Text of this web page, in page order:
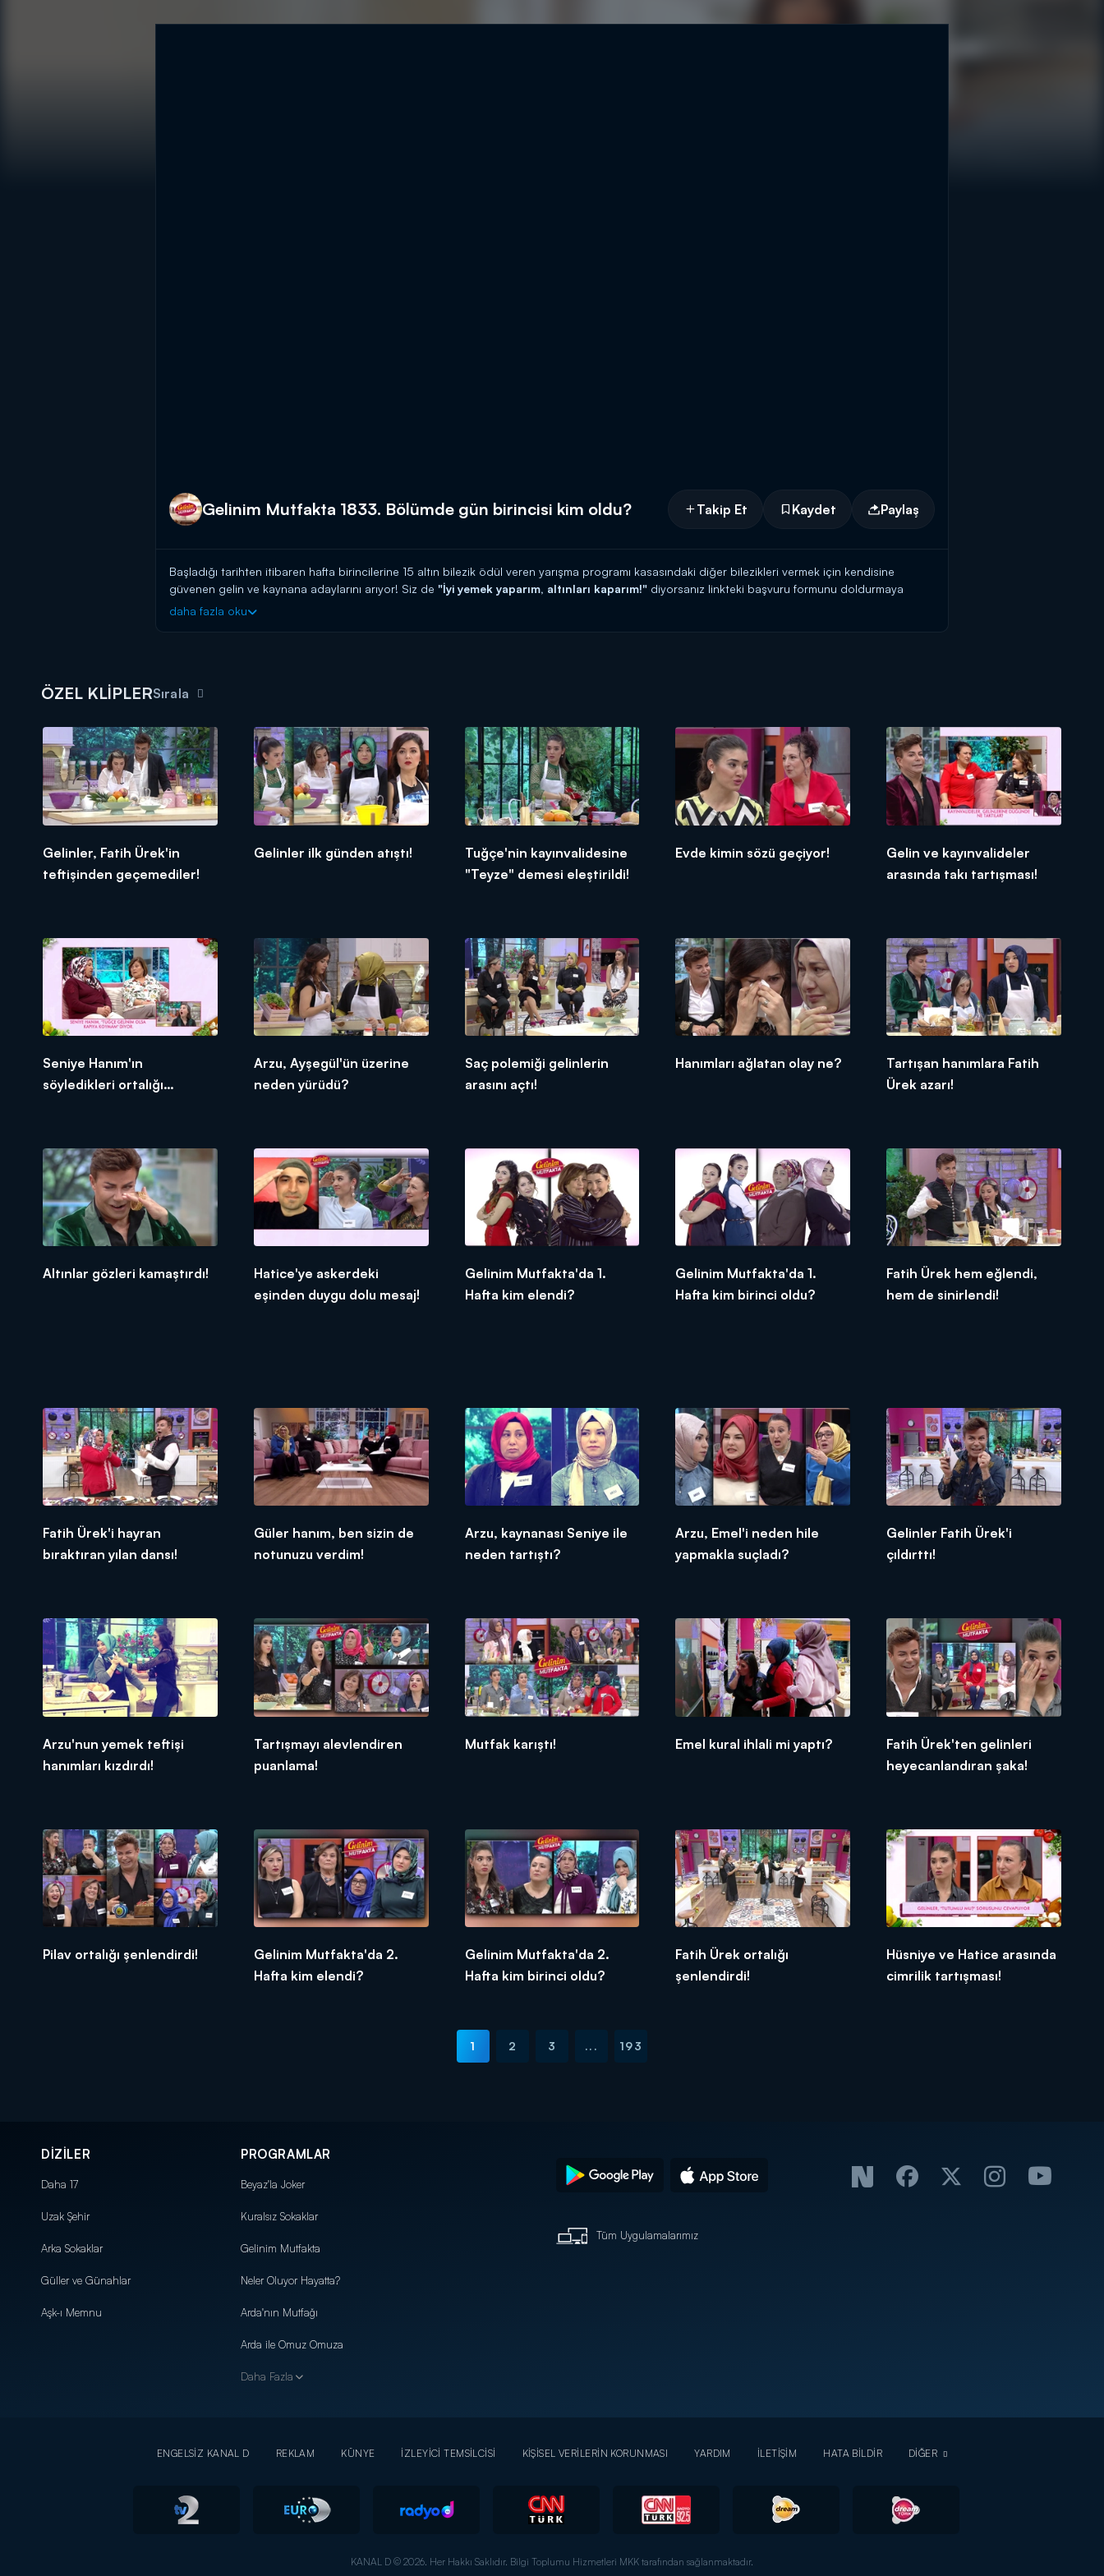
Gelinim Mutfakta 1833. Bölümde gün birincisi kim oldu? Takip Et Kaydet Paylaş
Başladığı tarihten itibaren hafta birincilerine 15 altın bilezik ödül veren yarışma programı kasasındaki diğer bilezikleri vermek için kendisine
güvenen gelin ve kaynana adaylarını arıyor! Siz de "İyi yemek yaparım, altınları kaparım!" diyorsanız linkteki başvuru formunu doldurmaya
başlayın!
daha fazla oku
ÖZEL KLİPLERSırala
Gelinler, Fatih Ürek'in
teftişinden geçemediler!
Gelinler ilk günden atıştı!
Tuğçe'nin kayınvalidesine
"Teyze" demesi eleştirildi!
Evde kimin sözü geçiyor!
Gelin ve kayınvalideler
arasında takı tartışması!
Seniye Hanım'ın
söyledikleri ortalığı
Arzu, Ayşegül'ün üzerine
neden yürüdü?
Saç polemiği gelinlerin
arasını açtı!
Hanımları ağlatan olay ne?
Tartışan hanımlara Fatih
Ürek azarı!
Altınlar gözleri kamaştırdı!
Hatice'ye askerdeki
eşinden duygu dolu mesaj!
Gelinim Mutfakta'da 1.
Hafta kim elendi?
Gelinim Mutfakta'da 1.
Hafta kim birinci oldu?
Fatih Ürek hem eğlendi,
hem de sinirlendi!
Fatih Ürek'i hayran
bıraktıran yılan dansı!
Güler hanım, ben sizin de
notunuzu verdim!
Arzu, kaynanası Seniye ile
neden tartıştı?
Arzu, Emel'i neden hile
yapmakla suçladı?
Gelinler Fatih Ürek'i
çıldırttı!
Arzu'nun yemek teftişi
hanımları kızdırdı!
Tartışmayı alevlendiren
puanlama!
Mutfak karıştı! Emel kural ihlali mi yaptı?
Fatih Ürek'ten gelinleri
heyecanlandıran şaka!
Pilav ortalığı şenlendirdi!
Gelinim Mutfakta'da 2.
Hafta kim elendi?
Gelinim Mutfakta'da 2.
Hafta kim birinci oldu?
Fatih Ürek ortalığı
şenlendirdi!
Hüsniye ve Hatice arasında
cimrilik tartışması!
1 2 3 ... 193
DİZİLER
Daha 17
Uzak Şehir
Arka Sokaklar
Güller ve Günahlar
Aşk-ı Memnu
PROGRAMLAR
Beyaz'la Joker
Kuralsız Sokaklar
Gelinim Mutfakta
Neler Oluyor Hayatta?
Arda'nın Mutfağı
Arda ile Omuz Omuza
Daha Fazla
Tüm Uygulamalarımız
ENGELSİZ KANAL D REKLAM KÜNYE İZLEYİCİ TEMSİLCİSİ KİŞİSEL VERİLERİN KORUNMASI YARDIM İLETİŞİM HATA BİLDİR DİĞER
KANAL D © 2026. Her Hakkı Saklıdır. Bilgi Toplumu Hizmetleri MKK tarafından sağlanmaktadır.